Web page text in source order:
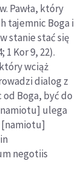
Pawła, który
tajemnic Boga i
stanie stać się
1 Kor 9, 22).
wciąż
dialog z
Boga, być do
ulega
[namiotu]
negotiis